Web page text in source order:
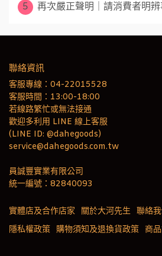
5
再次嚴正聲明｜請消費者明
聯絡資訊
客服專線：04-22015528
客服時間：13:00-18:00
若線路繁忙或無法接通
歡迎多利用 LINE 線上客服
(LINE ID: @dahegoods)
service@dahegoods.com.tw
員誠豐實業有限公司
統一編號：82840093
實體店及合作店家 關於大河先生 聯絡
隱私權政策 購物須知及退換貨政策 商